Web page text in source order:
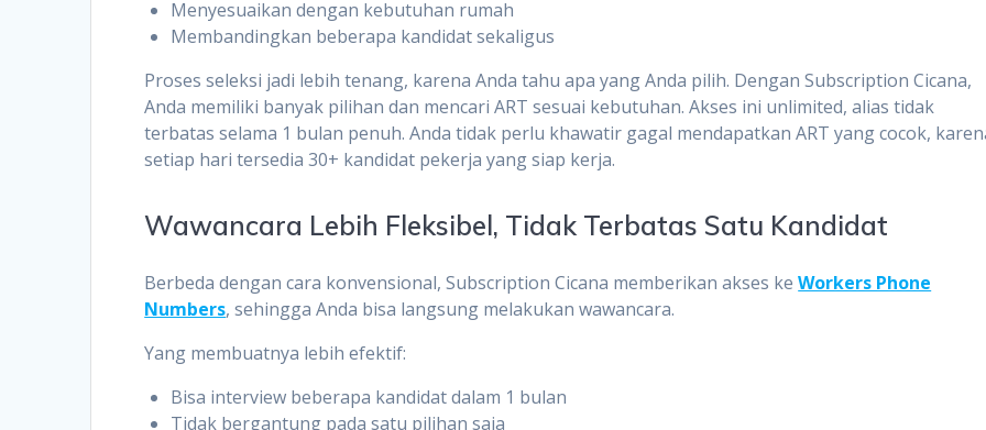
Menyesuaikan dengan kebutuhan rumah
Membandingkan beberapa kandidat sekaligus
Proses seleksi jadi lebih tenang, karena Anda tahu apa yang Anda pilih. Dengan Subscription Cicana,
Anda memiliki banyak pilihan dan mencari ART sesuai kebutuhan. Akses ini unlimited, alias tidak
terbatas selama 1 bulan penuh. Anda tidak perlu khawatir gagal mendapatkan ART yang cocok,
setiap hari tersedia 30+ kandidat pekerja yang siap kerja.
Wawancara Lebih Fleksibel, Tidak Terbatas Satu Kandidat
Berbeda dengan cara konvensional, Subscription Cicana memberikan akses keWorkers Phone
Numbers, sehingga Anda bisa langsung melakukan wawancara.
Yang membuatnya lebih efektif:
Bisa interview beberapa kandidat dalam 1 bulan
Tidak bergantung pada satu pilihan saja